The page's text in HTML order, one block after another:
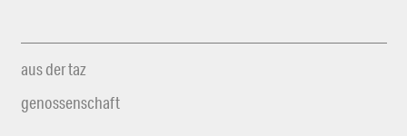
aus der taz
genossenschaft